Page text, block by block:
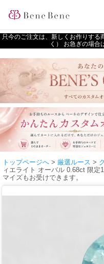
只今のご注文は、新しくお作りする
く） お急ぎの場合
トップページへ > 厳選ルース >
ィエライト オーバル 0.68ct 限
マイズもお受けできます。